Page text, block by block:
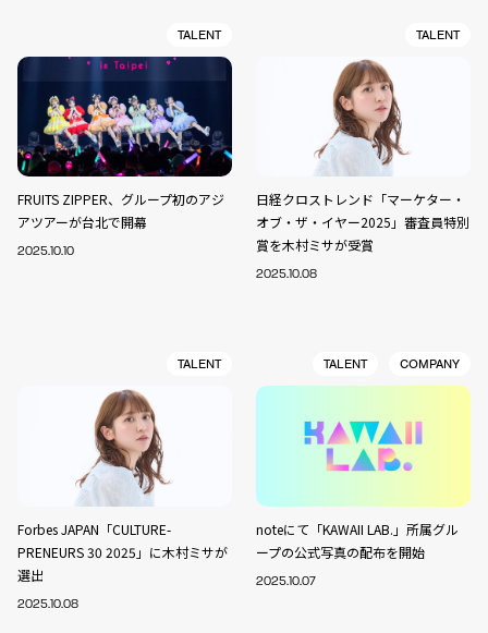
TALENT
FRUITS ZIPPER、グループ初のアジ
アツアーが台北で開幕
2025.10.10
TALENT
日経クロストレンド「マーケター・
オブ・ザ・イヤー2025」審査員特別
賞を木村ミサが受賞
2025.10.08
TALENT
Forbes JAPAN「CULTURE-
PRENEURS 30 2025」に木村ミサが
選出
2025.10.08
TALENT COMPANY
noteにて「KAWAII LAB.」所属グル
ープの公式写真の配布を開始
2025.10.07